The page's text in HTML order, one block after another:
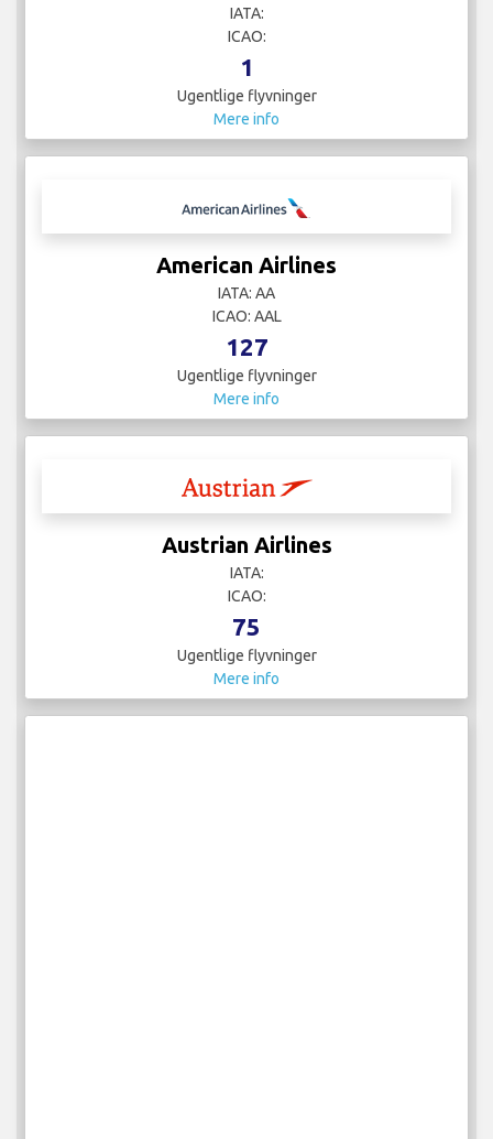
IATA:
ICAO:
1
Ugentlige flyvninger
Mere info
American Airlines
IATA: AA
ICAO: AAL
127
Ugentlige flyvninger
Mere info
Austrian Airlines
IATA:
ICAO:
75
Ugentlige flyvninger
Mere info